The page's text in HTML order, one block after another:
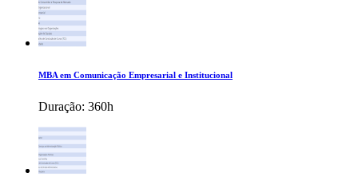
MBA em Comunicação Empresarial e Institucional
Duração: 360h